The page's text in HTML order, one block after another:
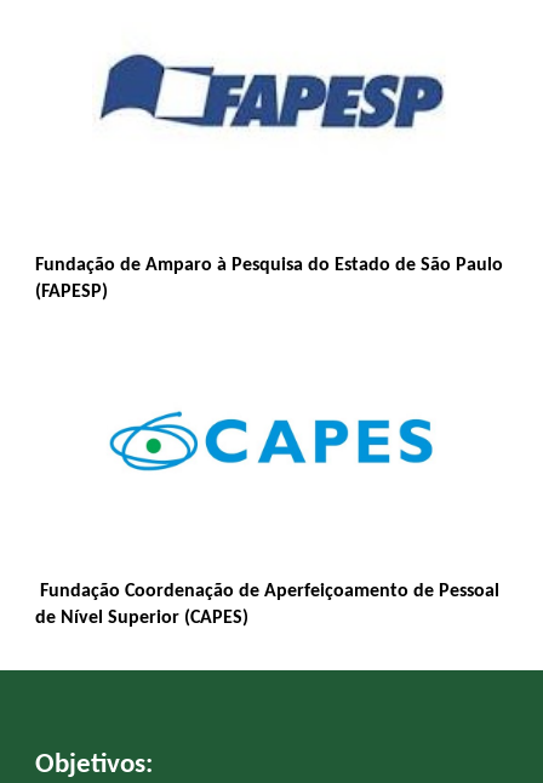
Fundação de Amparo à Pesquisa do Estado de São Paulo
(FAPESP)
Fundação Coordenação de Aperfeiçoamento de Pessoal
de Nível Superior (CAPES)
Objetivos: